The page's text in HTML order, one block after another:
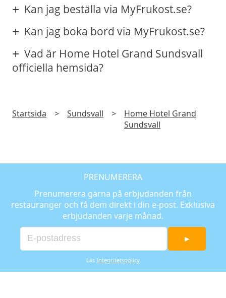
Kan jag beställa via MyFrukost.se?
Kan jag boka bord via MyFrukost.se?
Vad är Home Hotel Grand Sundsvall
officiella hemsida?
Startsida > Sundsvall >
Home Hotel Grand
Sundsvall
PRENUMERERA
Prenumerera gärna på erbjudanden från
restauranger och få dem direkt i din e-post. Exklusiva
erbjudanden varje månad.
►
Läs Integritetspolicy